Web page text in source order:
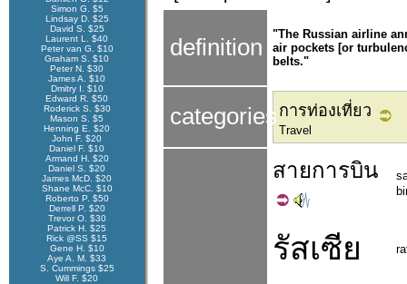
Simon G. $5
Lindsay D. $25
David S. $25
Laurent L. $40
Peter van G. $10
Graham S. $10
Peter N. $30
James A. $10
Dmitry I. $10
Edward R. $50
Roderick S. $30
Mason S. $5
Henning E. $20
John F. $20
Daniel F. $10
Armand H. $20
Daniel S. $20
James McD. $20
Shane McC. $10
Roberto P. $50
Derrell P. $20
Trevor O. $30
Patrick H. $25
Rick @SS $15
Gene H. $10
Aye A. M. $33
S. Cummings $25
Will F. $20
definition
"The Russian airline
air pockets [or
belts."
categories การท่องเที่ยว
Travel
สายการบิน
รัสเซีย